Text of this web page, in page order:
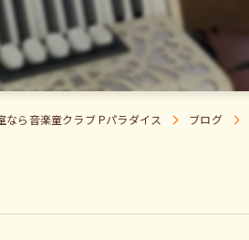
なら音楽童クラブ Pパラダイス ブログ